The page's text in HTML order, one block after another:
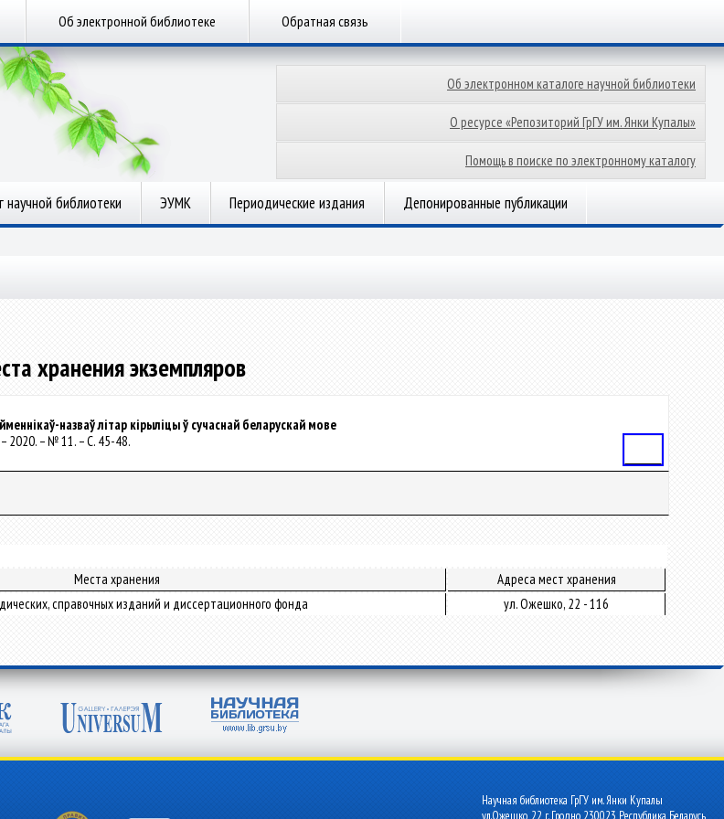
Об электронной библиотеке Обратная связь
Об электронном каталоге научной библиотеки
О ресурсе «Репозиторий ГрГУ им. Янки Купалы»
Помощь в поиске по электронному каталогу
научной библиотеки ЭУМК Периодические издания Депонированные публикации
хранения экземпляров
назваў літар кірыліцы ў сучаснай беларускай мове
– 2020. – № 11. – С. 45-48.
Места хранения
Адреса мест хранения
справочных изданий и диссертационного фонда ул. Ожешко, 22 - 116
Научная библиотека ГрГУ им. Янки Купалы
ул.Ожешко, 22 г. Гродно 230023 Республика Беларусь